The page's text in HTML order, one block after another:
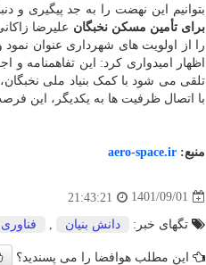
بتوانیم این نهضت را به جد پیگیری
برای تأمین مسکن نخبگان علیرضا
را از اولویت های شهرداری عنوان
اظهار امیدواری کرد: این تفاهمنامه
تلقی می شود با کمک بنیاد ملی
با اتصال ظرفیت ها به یکدیگر، این
منبع: aero-space.ir
1401/09/01
21:43:21
تگهای خبر: دانش بنیان فناوری
این مطلب هوافضا را می پسندید؟